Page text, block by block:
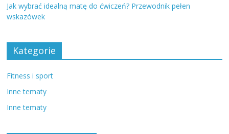
Jak wybrać idealną matę do ćwiczeń? Przewodnik pełen
wskazówek
Kategorie
Fitness i sport
Inne tematy
Inne tematy